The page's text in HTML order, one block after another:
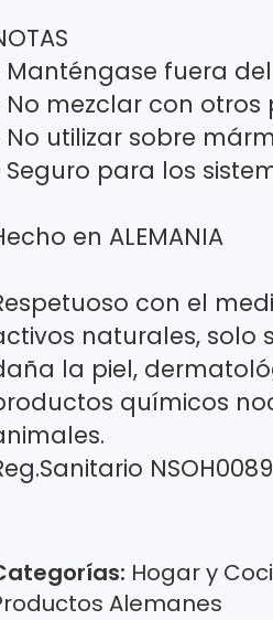
Manténgase fuera
No mezclar con otros
No utilizar sobre
Seguro para los
en ALEMANIA
con el
naturales, solo
la piel,
químicos
Hogar y
Alemanes